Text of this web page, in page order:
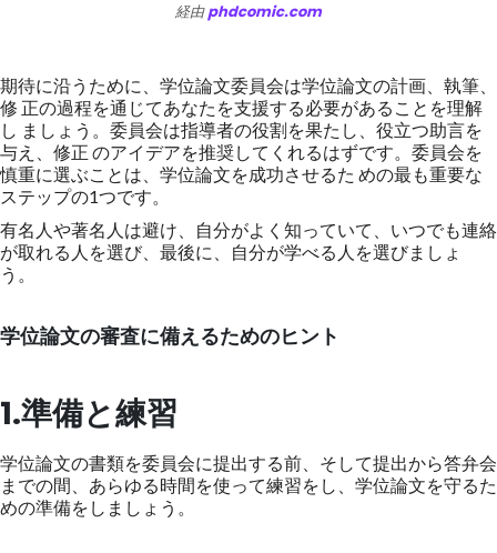
経由phdcomic.com
期待に沿うために、学位論文委員会は学位論文の計画、執筆、
修 正の過程を通じてあなたを支援する必要があることを理解
し ましょう。委員会は指導者の役割を果たし、役立つ助言を
与え、修正 のアイデアを推奨してくれるはずです。委員会を
慎重に選ぶことは、学位論文を成功させるた めの最も重要な
ステップの1つです。
有名人や著名人は避け、自分がよく知っていて、いつでも連絡
が取れる人を選び、最後に、自分が学べる人を選びましょ
う。
学位論文の審査に備えるためのヒント
1.準備と練習
学位論文の書類を委員会に提出する前、そして提出から答弁会
までの間、あらゆる時間を使って練習をし、学位論文を守るた
めの準備をしましょう。